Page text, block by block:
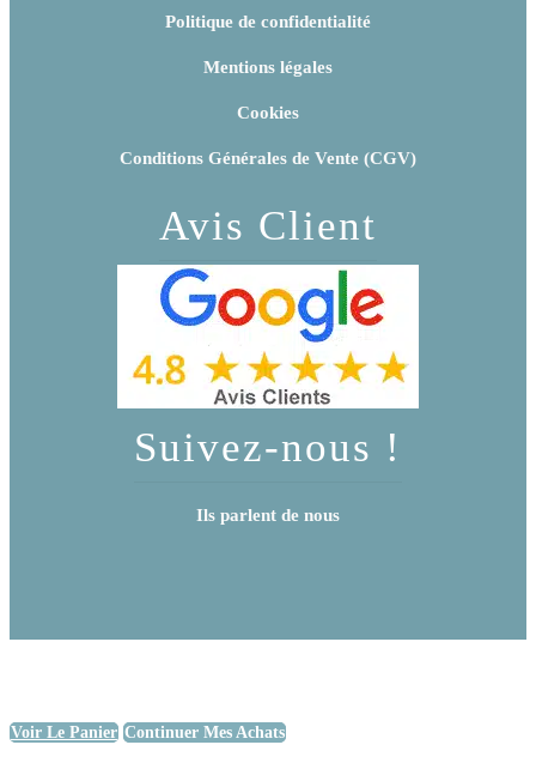
Politique de confidentialité
Mentions légales
Cookies
Conditions Générales de Vente (CGV)
Avis Client
Suivez-nous !
Ils parlent de nous
Voir Le Panier Continuer Mes Achats